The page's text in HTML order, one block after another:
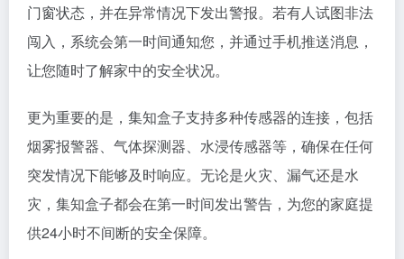
门窗状态，并在异常情况下发出警报。若有人试图非法
闯入，系统会第一时间通知您，并通过手机推送消息，
让您随时了解家中的安全状况。
更为重要的是，集知盒子支持多种传感器的连接，包括
烟雾报警器、气体探测器、水浸传感器等，确保在任何
突发情况下能够及时响应。无论是火灾、漏气还是水
灾，集知盒子都会在第一时间发出警告，为您的家庭提
供24小时不间断的安全保障。